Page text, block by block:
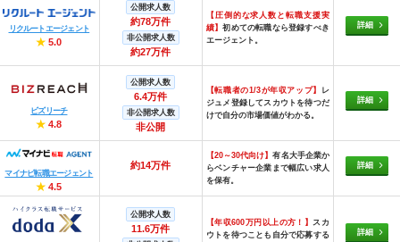
リクルートエージェント
★ 5.0
公開求人数
約78万件
非公開求人数
約27万件
【圧倒的な求人数と転職支援実
績】初めての転職なら登録すべき
エージェント。
詳細
ビズリーチ
★ 4.8
公開求人数
6.4万件
非公開求人数
非公開
【転職者の1/3が年収アップ】
レ
ジュメ登録してスカウトを待つだ
けで自分の市場価値がわかる。
詳細
マイナビ転職エージェント
★ 4.5
約14万件
【20～30代向け】有名大手企業か
らベンチャー企業まで幅広い求人
を保有。
詳細
公開求人数
11.6万件
【年収600万円以上の方！】スカ
ウトを待つことも自分で応募する
詳細